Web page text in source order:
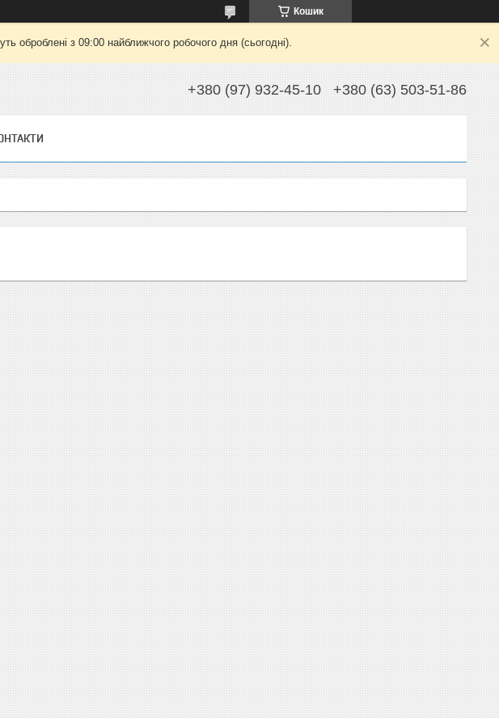
Кошик
оброблені з 09:00 найближчого робочого дня (сьогодні).
+380 (97) 932-45-10 +380 (63) 503-51-86